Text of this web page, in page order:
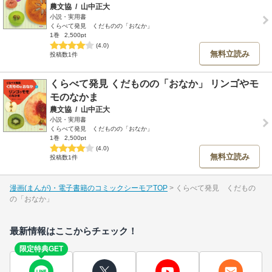
農文協 / 山中正大
小説・実用書
くらべて発見 くだものの「おなか」
1巻
2,500pt
(4.0)
投稿数1件
無料立読み
くらべて発見 くだものの「おなか」 リンゴやモ
モのなかま
農文協 / 山中正大
小説・実用書
くらべて発見 くだものの「おなか」
1巻
2,500pt
(4.0)
投稿数1件
無料立読み
漫画(まんが)・電子書籍のコミックシーモアTOP
くらべて発見 くだもの
の「おなか」
最新情報はここからチェック！
限定特典GET